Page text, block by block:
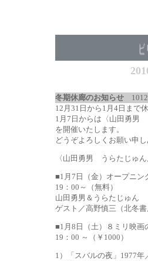
冬期休廊のお知らせ
12月31日から1月4日まで
1月7日からは〈山田勇男
を開催いたします。
どうぞよろしくお願い申
〈山田勇男 うらたじゅ
■1月7日（金）オープニ
19：00～（無料）
山田勇男＆うらたじゅん
ゲスト／高野慎三（北冬
■1月8日（土）８ミリ映画
19：00 ～（￥1000）
1）「スバルの夜」1977年